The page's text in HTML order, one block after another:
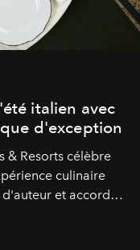
italien avec
d'exception
& Resorts célèbre
culinaire
et accords
sensoriel.